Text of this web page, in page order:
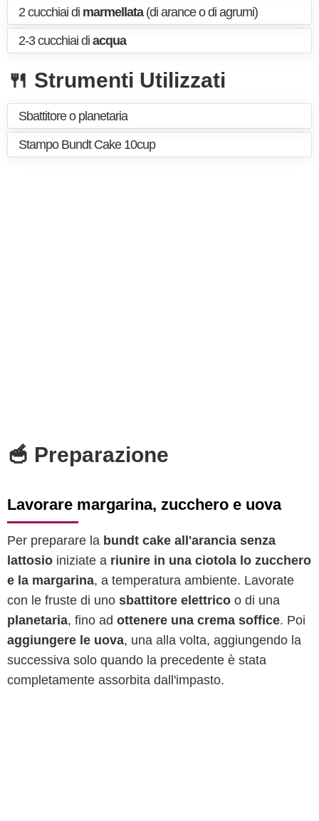
2 cucchiai di marmellata(di arance o di agrumi)
2-3 cucchiai di acqua
🍴 Strumenti Utilizzati
Sbattitore o planetaria
Stampo Bundt Cake 10cup
🥣 Preparazione
Lavorare margarina, zucchero e uova
Per preparare la bundt cake all'arancia senza
lattosio iniziate a riunire in una ciotola lo zucchero
e la margarina, a temperatura ambiente. Lavorate
con le fruste di uno sbattitore elettrico o di una
planetaria, fino ad ottenere una crema soffice. Poi
aggiungere le uova, una alla volta, aggiungendo la
successiva solo quando la precedente è stata
completamente assorbita dall'impasto.